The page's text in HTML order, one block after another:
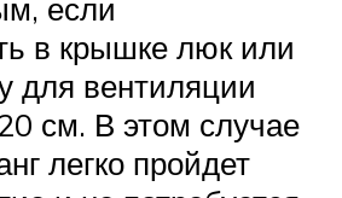
если
в крышке люк или
для вентиляции
см. В этом случае
легко пройдет